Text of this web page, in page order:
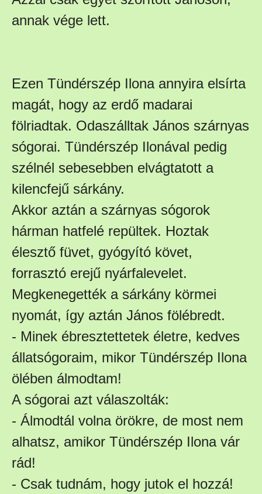
annak vége lett.
Ezen Tündérszép Ilona annyira elsírta
magát, hogy az erdő madarai
fölriadtak. Odaszálltak János szárnyas
sógorai. Tündérszép Ilonával pedig
szélnél sebesebben elvágtatott a
kilencfejű sárkány.
Akkor aztán a szárnyas sógorok
hárman hatfelé repültek. Hoztak
élesztő füvet, gyógyító követ,
forrasztó erejű nyárfalevelet.
Megkenegették a sárkány körmei
nyomát, így aztán János fölébredt.
- Minek ébresztettetek életre, kedves
állatsógoraim, mikor Tündérszép Ilona
ölében álmodtam!
A sógorai azt válaszolták:
- Álmodtál volna örökre, de most nem
alhatsz, amikor Tündérszép Ilona vár
rád!
- Csak tudnám, hogy jutok el hozzá!